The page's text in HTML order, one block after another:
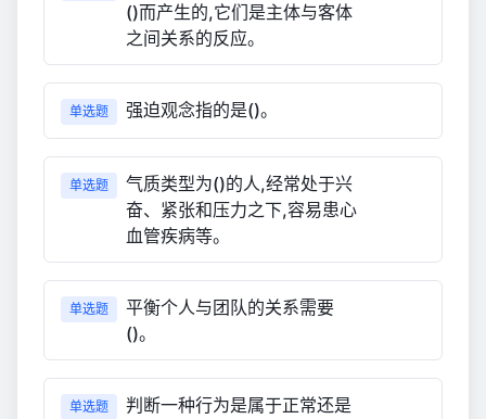
()而产生的,它们是主体与客体
之间关系的反应。
单选题 强迫观念指的是()。
单选题
气质类型为()的人,经常处于兴
奋、紧张和压力之下,容易患心
血管疾病等。
单选题
平衡个人与团队的关系需要
()。
单选题
判断一种行为是属于正常还是